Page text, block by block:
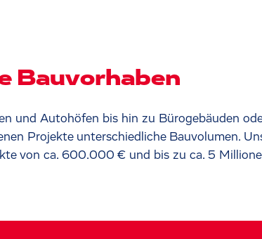
Bauvorhaben
und Autohöfen bis hin zu Bürogebäuden
Projekte unterschiedliche Bauvolumen.
von ca. 600.000 € und bis zu ca. 5